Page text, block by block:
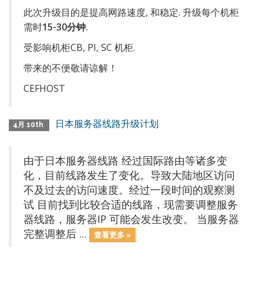
此次升级目的是提高网路速度, 和稳定. 升级每个机柜
需时15-30分钟.
受影响机柜CB, PI, SC 机柜.
带来的不便敬请谅解！
CEFHOST
4月 10th 日本服务器线路升级计划
由于日本服务器线路 经过国际路由等诸多变
化，目前线路发生了变化。导致大陆地区访问
不及过去的访问速度。经过一段时间的观察测
试 目前找到比较合适的线路，现需要调整服务
器线路，服务器IP 可能会发生改变。 当服务器
完整调整后 ...
查看更多 »